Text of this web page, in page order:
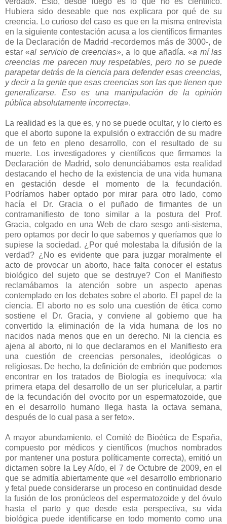
Hubiera sido deseable que nos explicara por qué de su
creencia. Lo curioso del caso es que en la misma entrevista
en la siguiente contestación acusa a los científicos firmantes
de la Declaración de Madrid -recordemos más de 3000-, de
estar «al servicio de creencias», a lo que añadía. «a mí las
creencias me parecen muy respetables, pero no se puede
parapetar detrás de la ciencia para defender esas creencias,
y decir a la gente que esas creencias son las que tienen que
generalizarse. Eso es una manipulación de la opinión
pública absolutamente incorrecta».
La realidad es la que es, y no se puede ocultar, y lo cierto es
que el aborto supone la expulsión o extracción de su madre
de un feto en pleno desarrollo, con el resultado de su
muerte. Los investigadores y científicos que firmamos la
Declaración de Madrid, solo denunciábamos esta realidad
destacando el hecho de la existencia de una vida humana
en gestación desde el momento de la fecundación.
Podríamos haber optado por mirar para otro lado, como
hacía el Dr. Gracia o el puñado de firmantes de un
contramanifiesto de tono similar a la postura del Prof.
Gracia, colgado en una Web de claro sesgo anti-sistema,
pero optamos por decir lo que sabemos y queríamos que lo
supiese la sociedad. ¿Por qué molestaba la difusión de la
verdad? ¿No es evidente que para juzgar moralmente el
acto de provocar un aborto, hace falta conocer el estatus
biológico del sujeto que se destruye? Con el Manifiesto
reclamábamos la atención sobre un aspecto apenas
contemplado en los debates sobre el aborto. El papel de la
ciencia. El aborto no es solo una cuestión de ética como
sostiene el Dr. Gracia, y conviene al gobierno que ha
convertido la eliminación de la vida humana de los no
nacidos nada menos que en un derecho. Ni la ciencia es
ajena al aborto, ni lo que declaramos en el Manifiesto era
una cuestión de creencias personales, ideológicas o
religiosas. De hecho, la definición de embrión que podemos
encontrar en los tratados de Biología es inequívoca: «la
primera etapa del desarrollo de un ser pluricelular, a partir
de la fecundación del ovocito por un espermatozoide, que
en el desarrollo humano llega hasta la octava semana,
después de lo cual pasa a ser feto».
A mayor abundamiento, el Comité de Bioética de España,
compuesto por médicos y científicos (muchos nombrados
por mantener una postura políticamente correcta), emitió un
dictamen sobre la Ley Aído, el 7 de Octubre de 2009, en el
que se admitía abiertamente que «el desarrollo embrionario
y fetal puede considerarse un proceso en continuidad desde
la fusión de los pronúcleos del espermatozoide y del óvulo
hasta el parto y que desde esta perspectiva, su vida
biológica puede identificarse en todo momento como una